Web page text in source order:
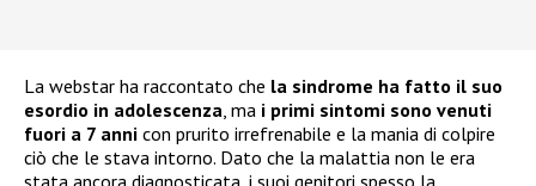
La webstar ha raccontato che la sindrome ha fatto il suo
esordio in adolescenza , ma i primi sintomi sono venuti
fuori a 7 anni con prurito irrefrenabile e la mania di colpire
ciò che le stava intorno. Dato che la malattia non le era
stata ancora diagnosticata, i suoi genitori spesso la